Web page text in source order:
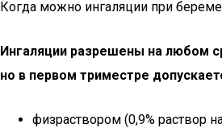
Когда можно ингаляции при
Ингаляции разрешены на любом
но в первом триместре
физраствором (0,9% раствор